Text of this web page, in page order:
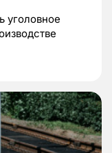
уголовное